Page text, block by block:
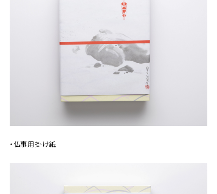
・仏事用掛け紙